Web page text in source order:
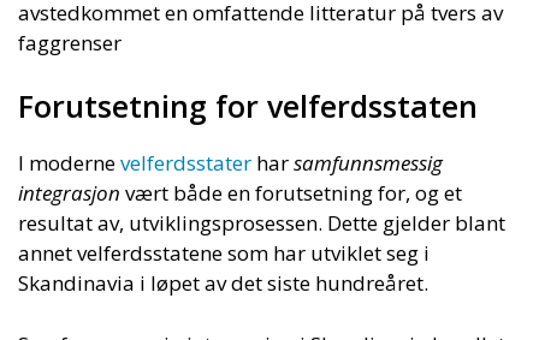
avstedkommet en omfattende litteratur på tvers av
faggrenser
Forutsetning for velferdsstaten
I modernevelferdsstater harsamfunnsmessig
integrasjon vært både en forutsetning for, og et
resultat av, utviklingsprosessen. Dette gjelder blant
annet velferdsstatene som har utviklet seg i
Skandinavia i løpet av det siste hundreåret.